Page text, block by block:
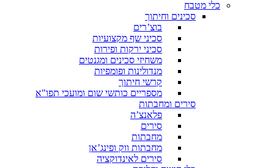
כלי מטבח
סכינים וחיתוך
בוצ’רים
סכיני שף מקצועיות
סכיני ירקות ופירות
משחיזי סכינים ומגנטים
מנדולינות ופומפיות
קרשי חיתוך
מספריים כותשי שום ומועכי תפו"א
סירים ומחבתות
פלאנצ’ה
סירים
מחבתות
מחבתות ווק ופינג’אן
סירים לאינדוקציה